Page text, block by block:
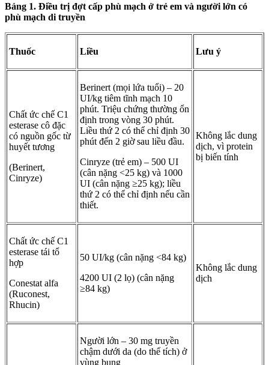
Bảng 1. Điều trị đợt cấp phù mạch ở trẻ em và người lớn có
phù mạch di truyền
Thuốc Liều Lưu ý
Chất ức chế C1
esterase cô đặc
có nguồn gốc từ
huyết tương
(Berinert,
Cinryze)
Berinert (mọi lứa tuổi) – 20
UI/kg tiêm tĩnh mạch 10
phút. Triệu chứng thường ổn
định trong vòng 30 phút.
Liều thứ 2 có thể chỉ định 30
phút đến 2 giờ sau liều đầu.
Cinryze (trẻ em) – 500 UI
(cân nặng <25 kg) và 1000
UI (cân nặng ≥25 kg); liều
thứ 2 có thể chỉ định nếu cần
thiết.
Không lắc dung
dịch, vì protein
bị biến tính
Chất ức chế C1
esterase tái tổ
hợp
Conestat alfa
(Ruconest,
Rhucin)
50 UI/kg (cân nặng <84 kg)
4200 UI (2 lọ) (cân nặng
≥84 kg)
Không lắc dung
dịch
Người lớn – 30 mg truyền
chậm dưới da (do thể tích) ở
vùng bụng